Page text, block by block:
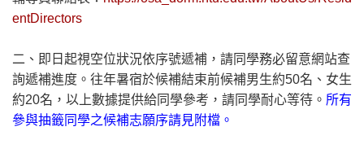
entDirectors
二、即日起視空位狀況依序號遞補，請同學務必留意網站查
詢遞補進度。往年暑宿於候補結束前候補男生約50名、女生
約20名，以上數據提供給同學參考，請同學耐心等待。 所有
參與抽籤同學之候補志願序請見附檔。